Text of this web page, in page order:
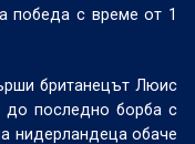
победа с време от 1
британецът Люис
до последно борба с
нидерландеца обаче